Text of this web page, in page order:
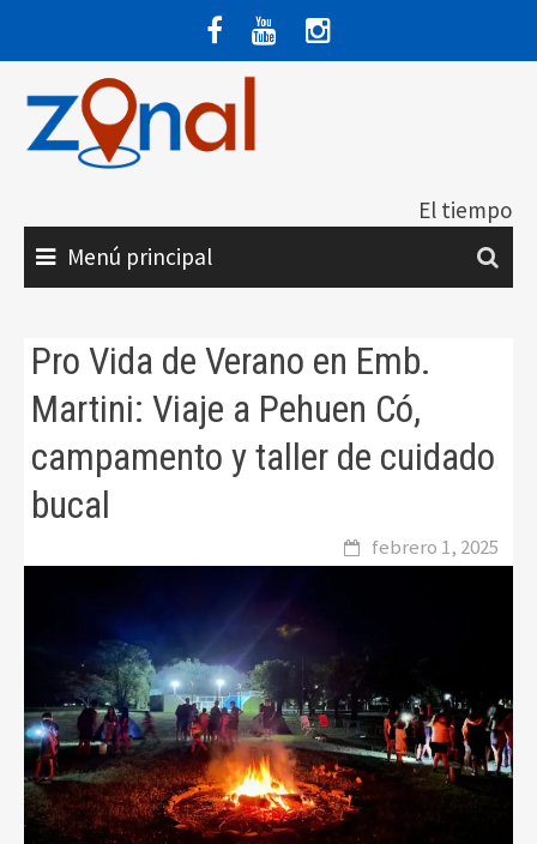
contenido
El tiempo
Menú principal
Pro Vida de Verano en Emb.
Martini: Viaje a Pehuen Có,
campamento y taller de cuidado
bucal
febrero 1, 2025